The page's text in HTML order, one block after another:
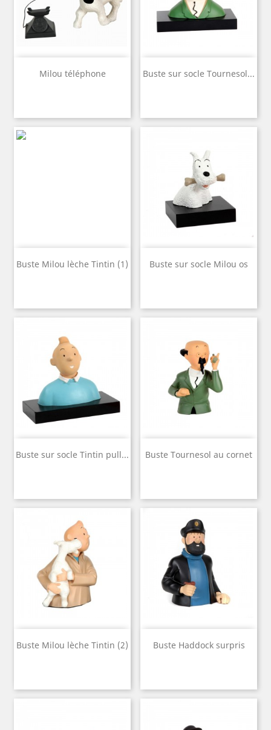
Milou téléphone Buste sur socle Tournesol...
Buste Milou lèche Tintin (1) Buste sur socle Milou os
Buste sur socle Tintin pull... Buste Tournesol au cornet
Buste Milou lèche Tintin (2) Buste Haddock surpris